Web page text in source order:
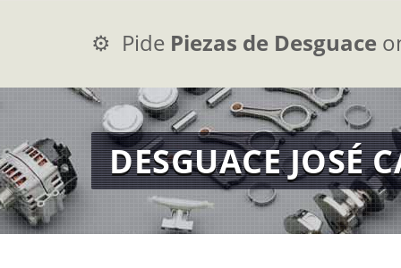
⚙️ Pide Piezas de Desguace
DESGUACE JOSÉ